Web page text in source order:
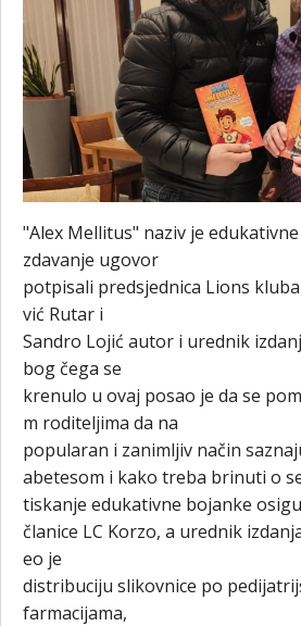
"Alex Mellitus" naziv je
zdavanje ugovor
potpisali predsjednica Lions
vić Rutar i
Sandro Lojić autor i urednik
bog čega se
krenulo u ovaj posao je da se
m roditeljima da na
popularan i zanimljiv način
abetesom i kako treba brinuti o
tiskanje edukativne bojanke
članice LC Korzo, a urednik
eo je
distribuciju slikovnice po
farmacijama,